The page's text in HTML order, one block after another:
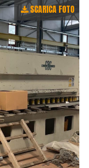
SCARICA FOTO